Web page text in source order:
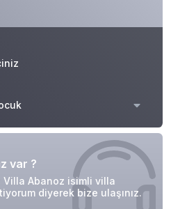
var ?
Villa Abanoz isimli villa
diyerek bize ulaşınız.